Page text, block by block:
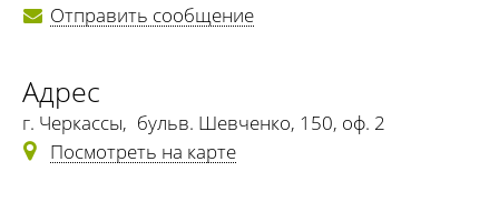
Отправить сообщение
Адрес
г. Черкассы, бульв. Шевченко, 150, оф. 2
Посмотреть на карте